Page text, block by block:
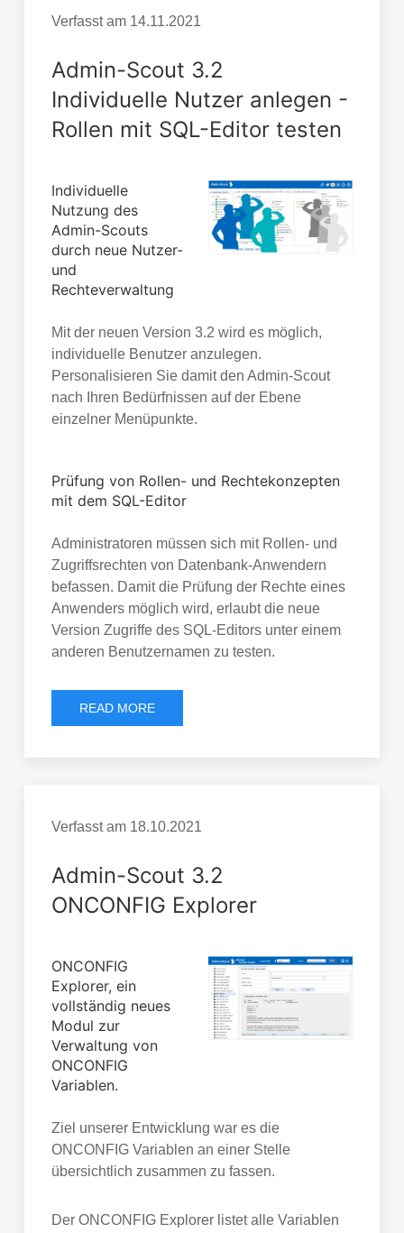
Verfasst am 14.11.2021
Admin-Scout 3.2
Individuelle Nutzer anlegen -
Rollen mit SQL-Editor testen
Individuelle
Nutzung des
Admin-Scouts
durch neue Nutzer-
und
Rechteverwaltung
Mit der neuen Version 3.2 wird es möglich,
individuelle Benutzer anzulegen.
Personalisieren Sie damit den Admin-Scout
nach Ihren Bedürfnissen auf der Ebene
einzelner Menüpunkte.
Prüfung von Rollen- und Rechtekonzepten
mit dem SQL-Editor
Administratoren müssen sich mit Rollen- und
Zugriffsrechten von Datenbank-Anwendern
befassen. Damit die Prüfung der Rechte eines
Anwenders möglich wird, erlaubt die neue
Version Zugriffe des SQL-Editors unter einem
anderen Benutzernamen zu testen.
READ MORE
Verfasst am 18.10.2021
Admin-Scout 3.2
ONCONFIG Explorer
ONCONFIG
Explorer, ein
vollständig neues
Modul zur
Verwaltung von
ONCONFIG
Variablen.
Ziel unserer Entwicklung war es die
ONCONFIG Variablen an einer Stelle
übersichtlich zusammen zu fassen.
Der ONCONFIG Explorer listet alle Variablen